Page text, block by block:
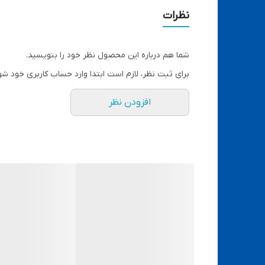
نظرات
شما هم درباره این محصول نظر خود را بنویسید.
برای ثبت نظر، لازم است ابتدا وارد حساب کاربری خود
افزودن نظر